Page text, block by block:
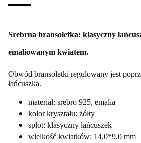
Srebrna bransoletka: klasyczny
emaliowanym kwiatem.
Obwód bransoletki regulowany jest
łańcuszka.
materiał: srebro 925, emalia
kolor kryształu: żółty
splot: klasyczny łańcuszek
wielkość kwiatków: 14,0*9,0 mm